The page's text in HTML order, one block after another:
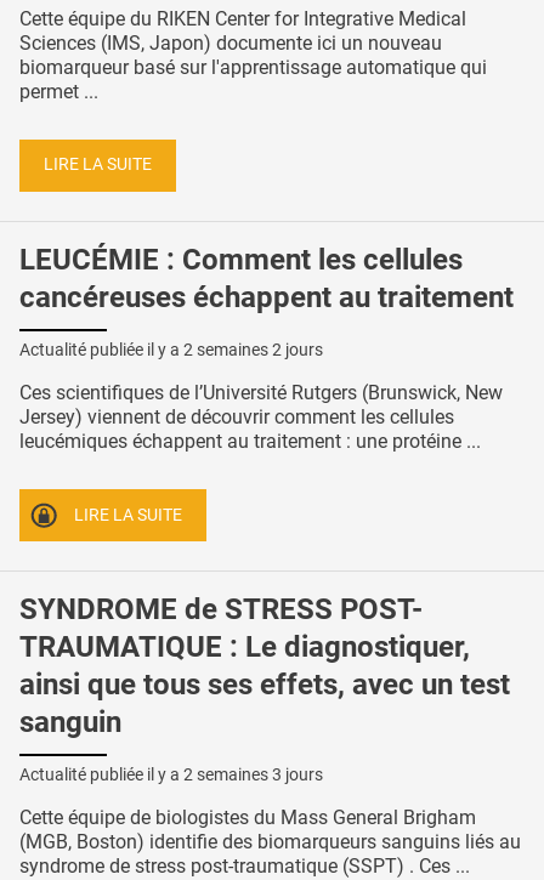
Cette équipe du RIKEN Center for Integrative Medical
Sciences (IMS, Japon) documente ici un nouveau
biomarqueur basé sur l'apprentissage automatique qui
permet ...
LIRE LA SUITE
LEUCÉMIE : Comment les cellules
cancéreuses échappent au traitement
Actualité publiée il y a 2 semaines 2 jours
Ces scientifiques de l’Université Rutgers (Brunswick, New
Jersey) viennent de découvrir comment les cellules
leucémiques échappent au traitement : une protéine ...
LIRE LA SUITE
SYNDROME de STRESS POST-
TRAUMATIQUE : Le diagnostiquer,
ainsi que tous ses effets, avec un test
sanguin
Actualité publiée il y a 2 semaines 3 jours
Cette équipe de biologistes du Mass General Brigham
(MGB, Boston) identifie des biomarqueurs sanguins liés au
syndrome de stress post-traumatique (SSPT) . Ces ...